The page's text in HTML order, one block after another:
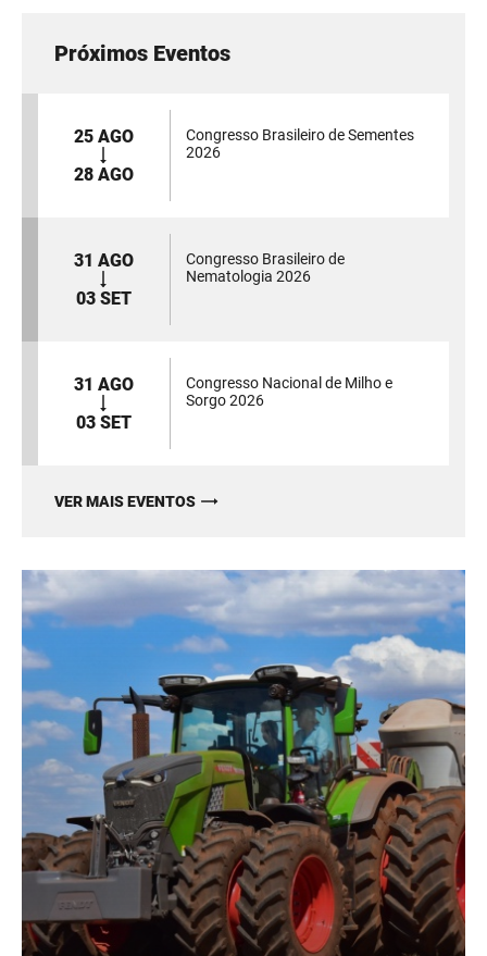
Próximos Eventos
25 AGO
28 AGO
Congresso Brasileiro de Sementes
2026
31 AGO
03 SET
Congresso Brasileiro de
Nematologia 2026
31 AGO
03 SET
Congresso Nacional de Milho e
Sorgo 2026
VER MAIS EVENTOS